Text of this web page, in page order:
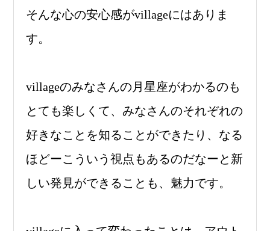
そんな心の安心感がvillageにはありま
す。
villageのみなさんの月星座がわかるのも
とても楽しくて、みなさんのそれぞれの
好きなことを知ることができたり、なる
ほどーこういう視点もあるのだなーと新
しい発見ができることも、魅力です。